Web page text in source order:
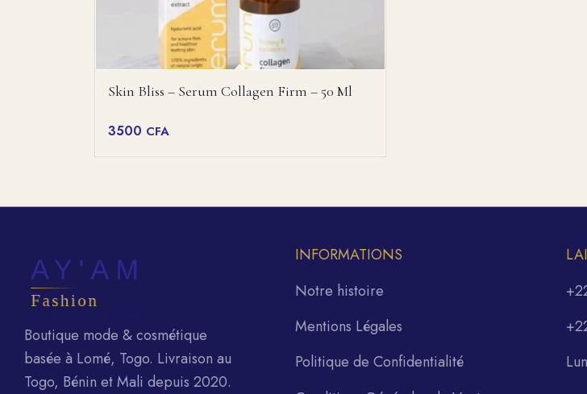
Skin Bliss – Serum Collagen Firm – 50 Ml
3500 CFA
Boutique mode & cosmétique
basée à Lomé, Togo. Livraison au
Togo, Bénin et Mali depuis 2020.
INFORMATIONS
Notre histoire
Mentions Légales
Politique de Confidentialité